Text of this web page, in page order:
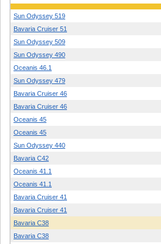
Sun Odyssey 519
Bavaria Cruiser 51
Sun Odyssey 509
Sun Odyssey 490
Oceanis 46.1
Sun Odyssey 479
Bavaria Cruiser 46
Bavaria Cruiser 46
Oceanis 45
Oceanis 45
Sun Odyssey 440
Bavaria C42
Oceanis 41.1
Oceanis 41.1
Bavaria Cruiser 41
Bavaria Cruiser 41
Bavaria C38
Bavaria C38